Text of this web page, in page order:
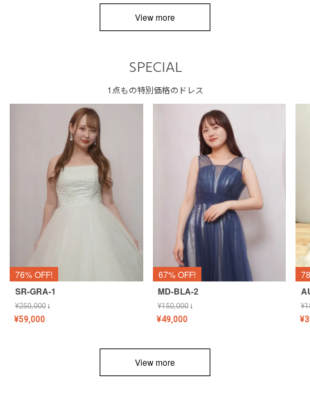
View more
SPECIAL
1点もの特別価格のドレス
76% OFF!
SR-GRA-1
¥250,000↓
¥59,000
67% OFF!
MD-BLA-2
¥150,000↓
¥49,000
¥
¥
View more